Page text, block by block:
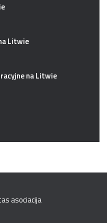
Litwie
na Litwie